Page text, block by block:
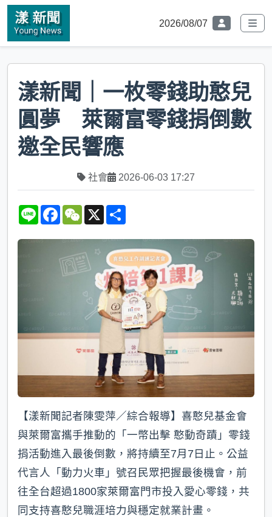
2026/08/07
漾新聞｜一枚零錢助憨兒
圓夢 萊爾富零錢捐倒數
邀全民響應
社會 2026-06-03 17:27
L
e
F
e
o
o
k
W
h
t
X
r
e
【漾新聞記者陳雯萍／綜合報導】喜憨兒基金會
與萊爾富攜手推動的「一幣出擊 憨動奇蹟」零錢
捐活動進入最後倒數，將持續至7月7日止。公益
代言人「動力火車」號召民眾把握最後機會，前
往全台超過1800家萊爾富門市投入愛心零錢，共
同支持喜憨兒職涯培力與穩定就業計畫。